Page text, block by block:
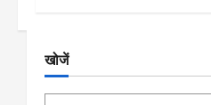
श
न
खोजें